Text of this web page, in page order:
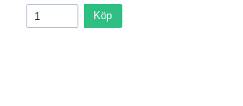
Köp